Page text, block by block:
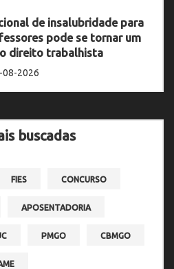
de insalubridade para
pode se tornar um
direito trabalhista
08-2026
buscadas
FIES CONCURSO
APOSENTADORIA
PMGO CBMGO